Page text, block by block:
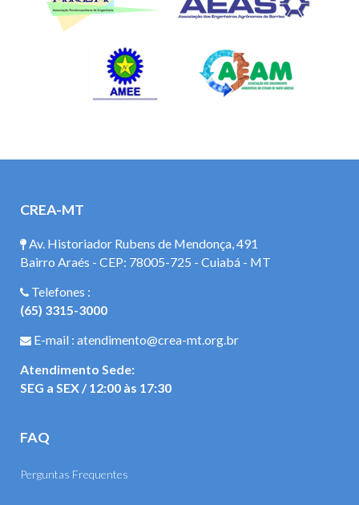
CREA-MT
Av. Historiador Rubens de Mendonça, 491
Bairro Araés - CEP: 78005-725 - Cuiabá - MT
Telefones :
(65) 3315-3000
E-mail : atendimento@crea-mt.org.br
Atendimento Sede:
SEG a SEX / 12:00 às 17:30
FAQ
Perguntas Frequentes